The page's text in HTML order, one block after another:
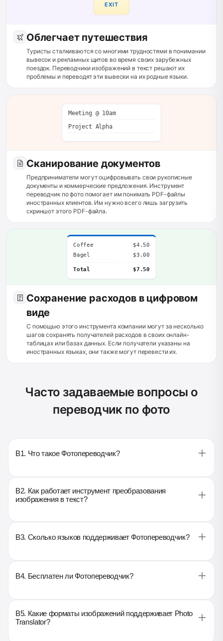
EXIT
Облегчает путешествия
Туристы сталкиваются со многими трудностями в понимании
вывесок и рекламных щитов во время своих зарубежных
поездок. Переводчики изображений в текст решают их
проблемы и переводят эти вывески на их родные языки.
Meeting @ 10am
Project Alpha
Сканирование документов
Предприниматели могут оцифровывать свои рукописные
документы и коммерческие предложения. Инструмент
переводчик по фото помогает им понимать PDF-файлы
иностранных клиентов. Им нужно всего лишь загрузить
скриншот этого PDF-файла.
Coffee
$4.50
Bagel
$3.00
Total $7.50
Сохранение расходов в цифровом
виде
С помощью этого инструмента компании могут за несколько
шагов сохранять получателей расходов в своих онлайн-
таблицах или базах данных. Если получатели указаны на
иностранных языках, они также могут перевести их.
Часто задаваемые вопросы о
переводчик по фото
B1. Что такое Фотопереводчик?
B2. Как работает инструмент преобразования
изображения в текст?
B3. Сколько языков поддерживает Фотопереводчик?
B4. Бесплатен ли Фотопереводчик?
B5. Какие форматы изображений поддерживает Photo
Translator?